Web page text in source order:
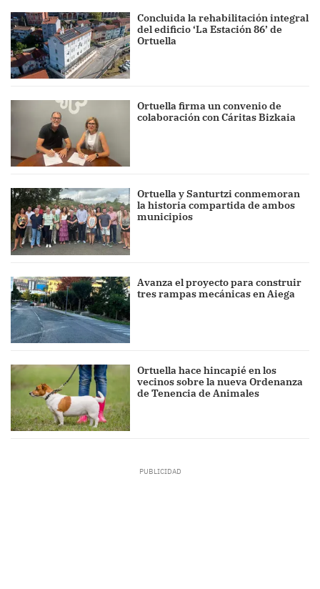
Concluida la rehabilitación integral
del edificio ‘La Estación 86’ de
Ortuella
Ortuella firma un convenio de
colaboración con Cáritas Bizkaia
Ortuella y Santurtzi conmemoran
la historia compartida de ambos
municipios
Avanza el proyecto para construir
tres rampas mecánicas en Aiega
Ortuella hace hincapié en los
vecinos sobre la nueva Ordenanza
de Tenencia de Animales